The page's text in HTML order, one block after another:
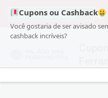
Cupons ou Cashback
Você gostaria de ser avisado
cashback incríveis?